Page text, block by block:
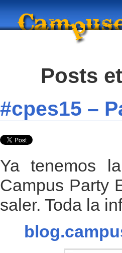
Posts
#cpes15 –
Ya tenemos
Campus Party
saler. Toda la